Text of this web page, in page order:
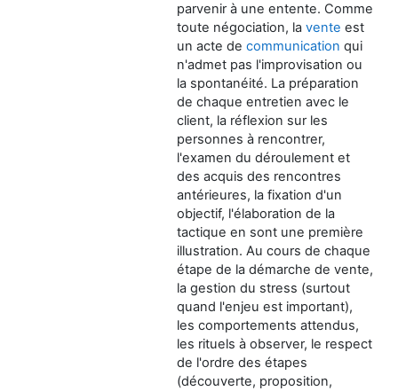
parvenir à une entente. Comme
toute négociation, la vente est
un acte de communication qui
n'admet pas l'improvisation ou
la spontanéité. La préparation
de chaque entretien avec le
client, la réflexion sur les
personnes à rencontrer,
l'examen du déroulement et
des acquis des rencontres
antérieures, la fixation d'un
objectif, l'élaboration de la
tactique en sont une première
illustration. Au cours de chaque
étape de la démarche de vente,
la gestion du stress (surtout
quand l'enjeu est important),
les comportements attendus,
les rituels à observer, le respect
de l'ordre des étapes
(découverte, proposition,